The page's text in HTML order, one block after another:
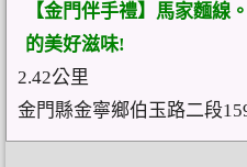
【金門伴手禮】馬家麵線
的美好滋味!
2.42公里
金門縣金寧鄉伯玉路二段